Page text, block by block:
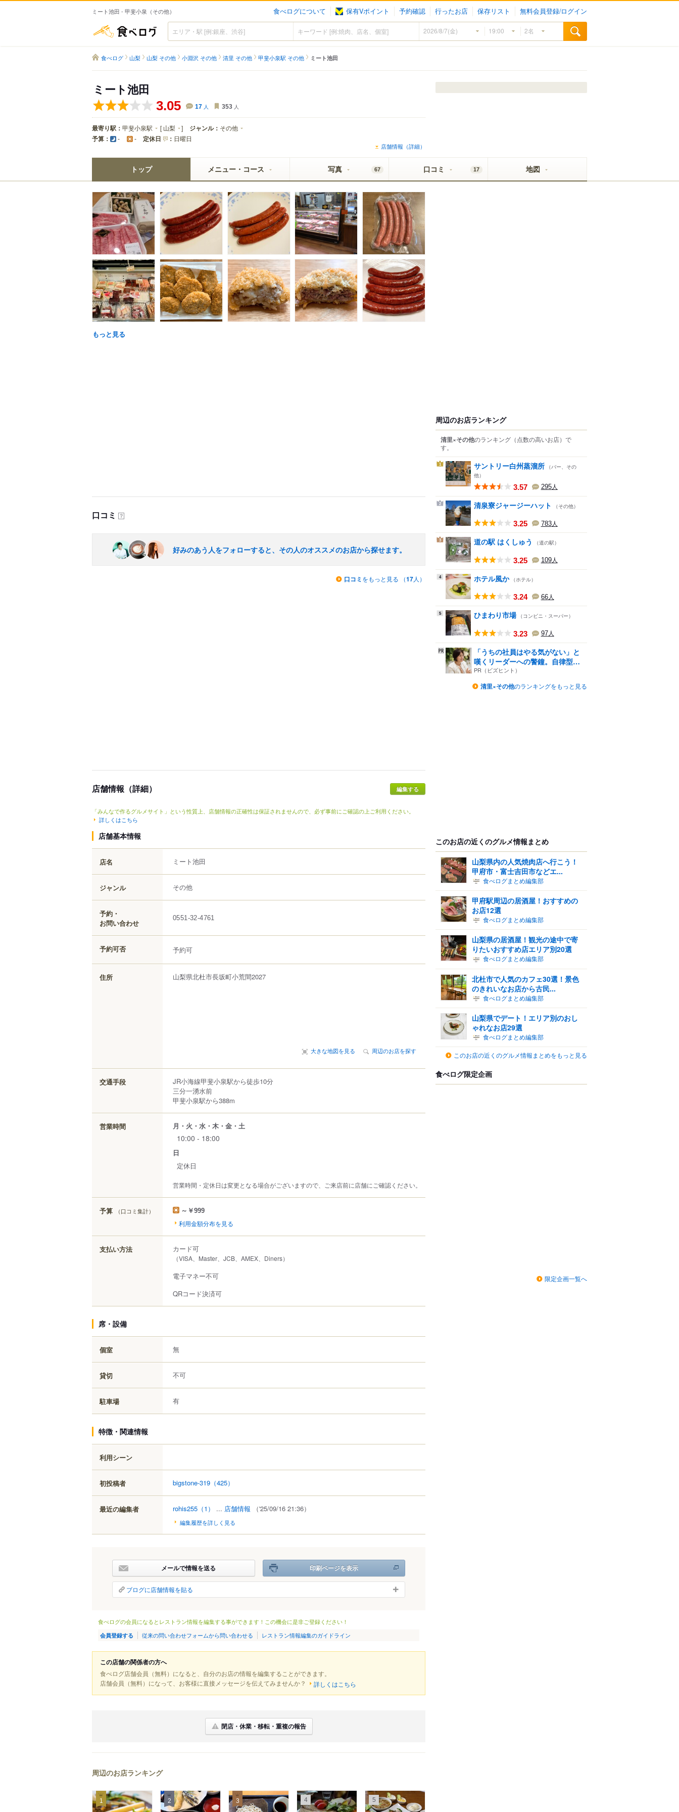
ミート池田 - 甲斐小泉（その他） 食べログについて 保有Vポイント 予約確認 行ったお店 保存リスト 無料会員登録/ログイン
食べログ
食べログ 山梨 山梨 その他 小淵沢 その他 清里 その他 甲斐小泉駅 その他 ミート池田
ミート池田
3.05 17 人 353 人
最寄り駅： 甲斐小泉駅 [ 山梨 ] ジャンル： その他
予算： - - 定休日 ： 日曜日
店舗情報（詳細）
トップ メニュー・コース 写真 67 口コミ 17 地図
もっと見る
口コミ ？
好みのあう人をフォローすると、その人のオススメのお店から探せます。
口コミ をもっと見る （17人）
店舗情報（詳細）
「みんなで作るグルメサイト」という性質上、店舗情報の正確性は保証されませんので、必ず事前にご確認の上ご利用ください。
詳しくはこちら
店舗基本情報
店名 ミート池田
ジャンル その他
予約・
お問い合わせ
0551-32-4761
予約可否 予約可
住所 山梨県北杜市長坂町小荒間2027
大きな地図を見る 周辺のお店を探す
交通手段
JR小海線甲斐小泉駅から徒歩10分
三分一湧水前
甲斐小泉駅から388m
営業時間 月・火・水・木・金・土
10:00 - 18:00
日
定休日
営業時間・定休日は変更となる場合がございますので、ご来店前に店舗にご確認ください。
予算 （口コミ集計） ～￥999
利用金額分布を見る
支払い方法 カード可
（VISA、Master、JCB、AMEX、Diners）
電子マネー不可
QRコード決済可
席・設備
個室 無
貸切 不可
駐車場 有
特徴・関連情報
利用シーン
初投稿者 bigstone-319 （425）
最近の編集者 rohis255 （1） ... 店舗情報 （'25/09/16 21:36）
編集履歴を詳しく見る
メールで情報を送る 印刷ページを表示
ブログに店舗情報を貼る
食べログの会員になるとレストラン情報を編集する事ができます！この機会に是非ご登録ください！
会員登録する 従来の問い合わせフォームから問い合わせる レストラン情報編集のガイドライン
この店舗の関係者の方へ
食べログ店舗会員（無料）になると、自分のお店の情報を編集することができます。
店舗会員（無料）になって、お客様に直接メッセージを伝えてみませんか？
詳しくはこちら
閉店・休業・移転・重複の報告
周辺のお店ランキング
1 2 3 4 5
周辺のお店ランキング
清里×その他のランキング （点数の高いお店） で
す。
1 サントリー白州蒸溜所 （バー、その
他）
3.57 295人
2 清泉寮ジャージーハット （その他）
3.25 783人
3 道の駅 はくしゅう （道の駅）
3.25 109人
4 ホテル風か （ホテル）
3.24 66人
5 ひまわり市場 （コンビニ・スーパー）
3.23 97人
「うちの社員はやる気がない」と
嘆くリーダーへの警鐘。自律型
組...
PR（ビズヒント）
清里×その他のランキングをもっと見る
このお店の近くのグルメ情報まとめ
山梨県内の人気焼肉店へ行こう！
甲府市・富士吉田市などエ...
食べログまとめ編集部
甲府駅周辺の居酒屋！おすすめの
お店12選
食べログまとめ編集部
山梨県の居酒屋！観光の途中で寄
りたいおすすめ店エリア別20選
食べログまとめ編集部
北杜市で人気のカフェ30選！景色
のきれいなお店から古民...
食べログまとめ編集部
山梨県でデート！エリア別のおし
ゃれなお店29選
食べログまとめ編集部
このお店の近くのグルメ情報まとめをもっと見る
食べログ限定企画
限定企画一覧へ